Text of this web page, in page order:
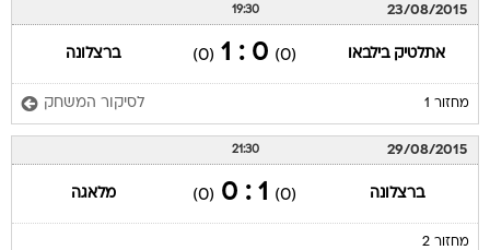
23/08/2015
19:30
אתלטיק בילבאו (0)
0 : 1
(0) ברצלונה
מחזור 1 לסיקור המשחק
29/08/2015
21:30
ברצלונה (0)
1 : 0
(0) מלאגה
מחזור 2